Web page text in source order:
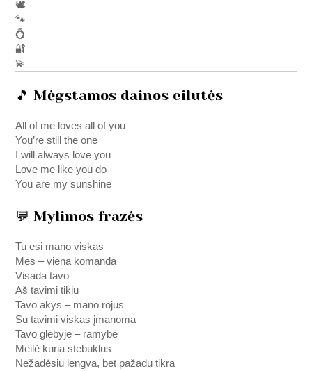
🕊️
🐾
💍
🔐
💫
🎵 Mėgstamos dainos eilutės
All of me loves all of you
You’re still the one
I will always love you
Love me like you do
You are my sunshine
💬 Mylimos frazės
Tu esi mano viskas
Mes – viena komanda
Visada tavo
Aš tavimi tikiu
Tavo akys – mano rojus
Su tavimi viskas įmanoma
Tavo glėbyje – ramybė
Meilė kuria stebuklus
Nežadėsiu lengva, bet pažadu tikra